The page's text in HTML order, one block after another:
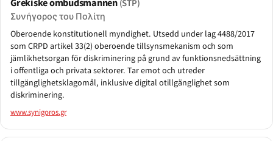
(STP)
Συνήγορος του Πολίτη
Oberoende konstitutionell myndighet. Utsedd under lag 4488/2017
som CRPD artikel 33(2) oberoende tillsynsmekanism och som
jämlikhetsorgan för diskriminering på grund av funktionsnedsättning
i offentliga och privata sektorer. Tar emot och utreder
tillgänglighetsklagomål, inklusive digital otillgänglighet som
diskriminering.
www.synigoros.gr